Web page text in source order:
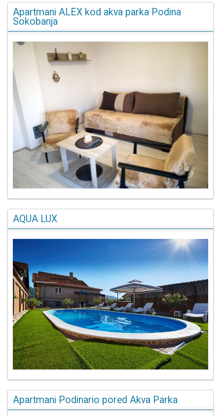
Apartmani ALEX kod akva parka Podina
Sokobanja
AQUA LUX
Apartmani Podinario pored Akva Parka